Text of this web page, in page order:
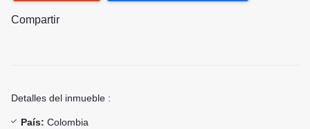
Compartir
Detalles del inmueble :
País: Colombia